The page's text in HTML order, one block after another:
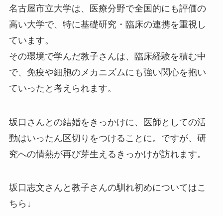
名古屋市立大学は、医療分野で全国的にも評価の
高い大学で、特に基礎研究・臨床の連携を重視し
ています。
その環境で学んだ教子さんは、臨床経験を積む中
で、免疫や細胞のメカニズムにも強い関心を抱い
ていったと考えられます。
坂口さんとの結婚をきっかけに、医師としての活
動はいったん区切りをつけることに。ですが、研
究への情熱が再び芽生えるきっかけが訪れます。
坂口志文さんと教子さんの馴れ初めについてはこ
ちら↓